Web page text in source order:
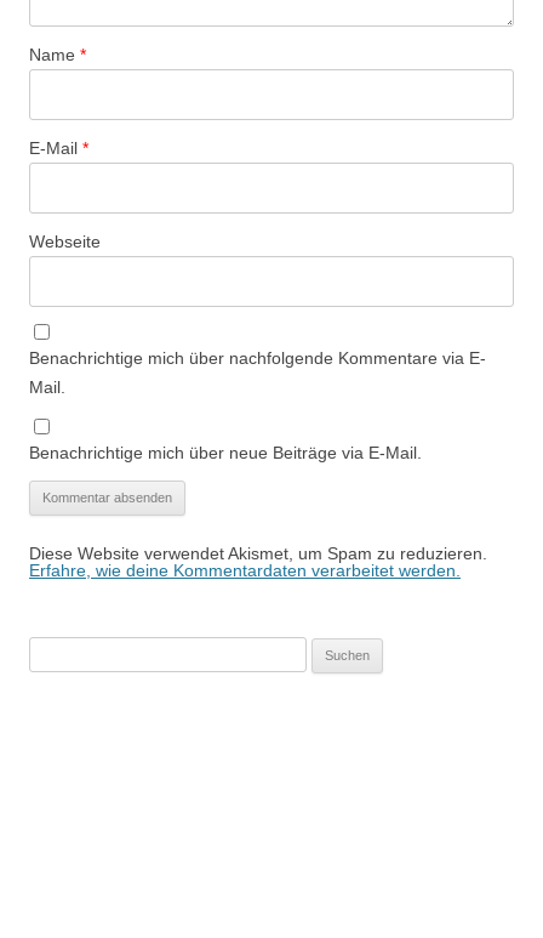
Name *
E-Mail *
Webseite
Benachrichtige mich über nachfolgende Kommentare via E-
Mail.
Benachrichtige mich über neue Beiträge via E-Mail.
Diese Website verwendet Akismet, um Spam zu reduzieren.
Erfahre, wie deine Kommentardaten verarbeitet werden.